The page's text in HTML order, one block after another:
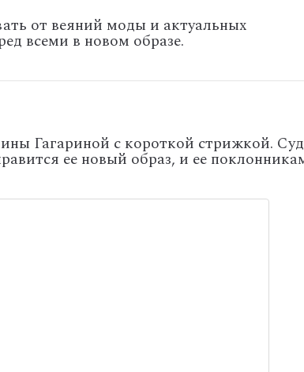
от веяний моды и актуальных
всеми в новом образе.
Гагариной с короткой стрижкой.
ее новый образ, и ее